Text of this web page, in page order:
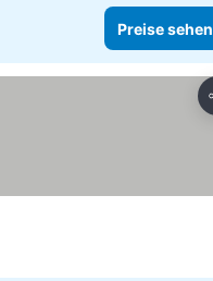
Preise sehen